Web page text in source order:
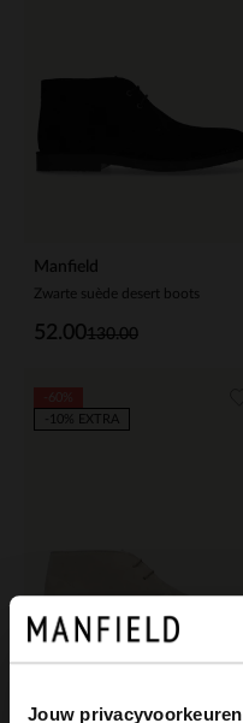
Jouw privacyvoorkeuren
Manfield
Zwarte suède desert boots
130.00
52.00
-10% EXTRA